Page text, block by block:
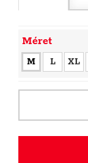
Méret
M L XL